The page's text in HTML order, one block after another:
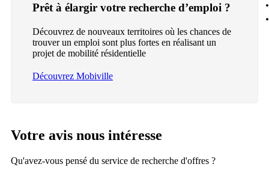
Prêt à élargir votre recherche d’emploi ?
Découvrez de nouveaux territoires où les chances de
trouver un emploi sont plus fortes en réalisant un
projet de mobilité résidentielle
Découvrez Mobiville
Votre avis nous intéresse
Qu'avez-vous pensé du service de recherche d'offres ?